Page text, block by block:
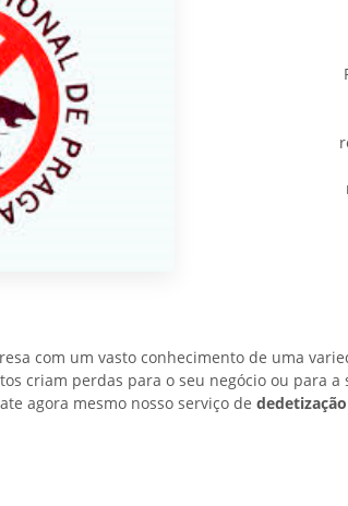
com um vasto conhecimento de uma
criam perdas para o seu negócio ou para
agora mesmo nosso serviço de